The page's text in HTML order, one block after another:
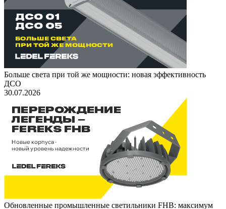
Больше света при той же мощности: новая эффективность
ДСО
30.07.2026
Обновленные промышленные светильники FHB: максимум